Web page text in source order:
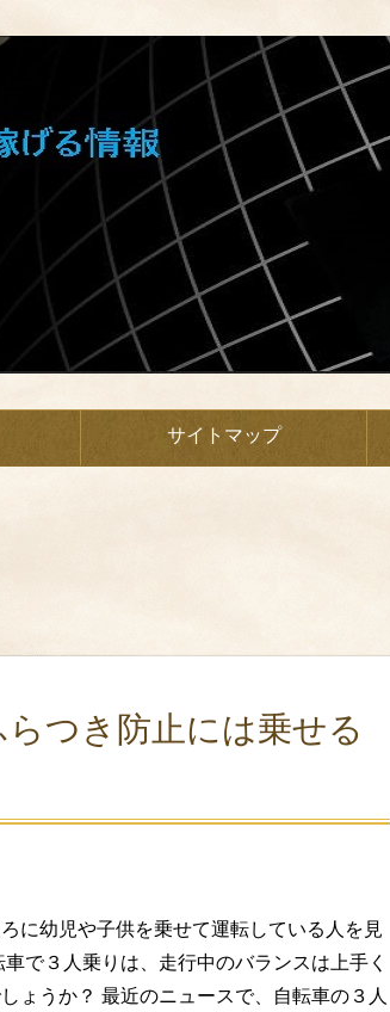
サイトマップ
つき防止には乗せる
に幼児や子供を乗せて運転している人を見
で３人乗りは、走行中のバランスは上手く
ょうか？ 最近のニュースで、自転車の３人